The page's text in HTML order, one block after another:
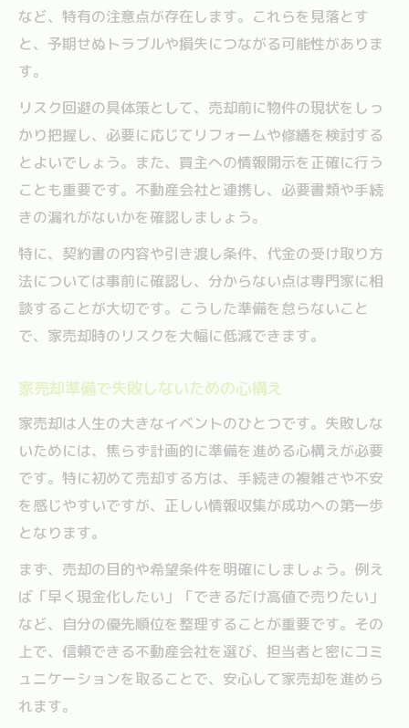
など、特有の注意点が存在します。これらを見落とす
と、予期せぬトラブルや損失につながる可能性がありま
す。
リスク回避の具体策として、売却前に物件の現状をしっ
かり把握し、必要に応じてリフォームや修繕を検討する
とよいでしょう。また、買主への情報開示を正確に行う
ことも重要です。不動産会社と連携し、必要書類や手続
きの漏れがないかを確認しましょう。
特に、契約書の内容や引き渡し条件、代金の受け取り方
法については事前に確認し、分からない点は専門家に相
談することが大切です。こうした準備を怠らないこと
で、家売却時のリスクを大幅に低減できます。
家売却準備で失敗しないための心構え
家売却は人生の大きなイベントのひとつです。失敗しな
いためには、焦らず計画的に準備を進める心構えが必要
です。特に初めて売却する方は、手続きの複雑さや不安
を感じやすいですが、正しい情報収集が成功への第一歩
となります。
まず、売却の目的や希望条件を明確にしましょう。例え
ば「早く現金化したい」「できるだけ高値で売りたい」
など、自分の優先順位を整理することが重要です。その
上で、信頼できる不動産会社を選び、担当者と密にコミ
ュニケーションを取ることで、安心して家売却を進めら
れます。